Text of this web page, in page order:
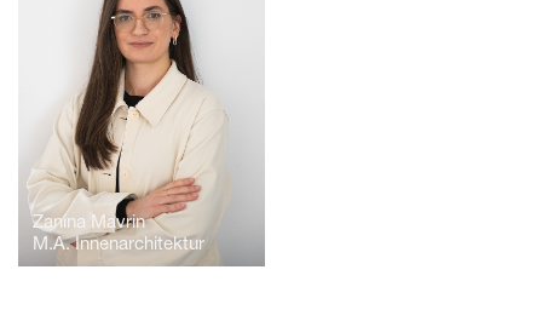
Zanina Mavrin
M.A. Innenarchitektur